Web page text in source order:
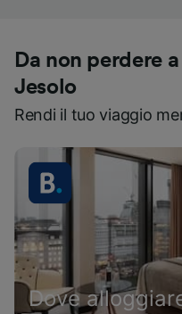
Da non perdere
Jesolo
Rendi il tuo viaggio
Dove